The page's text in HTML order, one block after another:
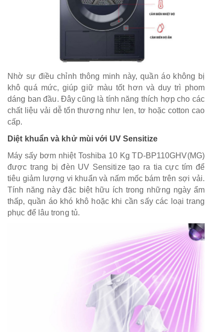
Nhờ sự điều chỉnh thông minh này, quần áo không bị
khô quá mức, giúp giữ màu tốt hơn và duy trì phom
dáng ban đầu. Đây cũng là tính năng thích hợp cho các
chất liệu vải dễ tổn thương như len, tơ hoặc cotton cao
cấp.
Diệt khuẩn và khử mùi với UV Sensitize
Máy sấy bơm nhiệt Toshiba 10 Kg TD-BP110GHV(MG)
được trang bị đèn UV Sensitize tạo ra tia cực tím để
tiêu giảm lượng vi khuẩn và nấm mốc bám trên sợi vải.
Tính năng này đặc biệt hữu ích trong những ngày ẩm
thấp, quần áo khó khô hoặc khi cần sấy các loại trang
phục để lâu trong tủ.